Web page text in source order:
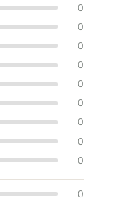
0
0
0
0
0
0
0
0
0
0